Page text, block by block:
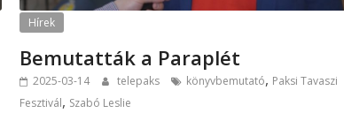
Hírek
Bemutatták a Paraplét
2025-03-14 telepaks könyvbemutató, Paksi Tavaszi
Fesztivál, Szabó Leslie